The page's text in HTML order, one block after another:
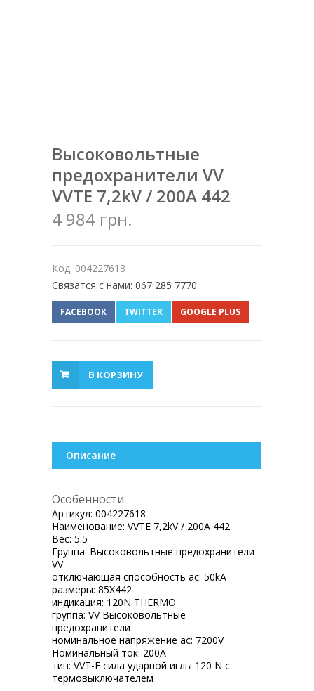
Высоковольтные
предохранители VV
VVTE 7,2kV / 200A 442
4 984 грн.
Код: 004227618
Связатся с нами: 067 285 7770
FACEBOOK TWITTER GOOGLE PLUS
В КОРЗИНУ
Описание
Особенности
Артикул: 004227618
Наименование: VVTE 7,2kV / 200A 442
Вес: 5.5
Группа: Высоковольтные предохранители
VV
отключающая способность ac: 50kA
размеры: 85X442
индикация: 120N THERMO
группа: VV Высоковольтные
предохранители
номинальное напряжение ac: 7200V
Номинальный ток: 200A
тип: VVT-E сила ударной иглы 120 N с
термовыключателем